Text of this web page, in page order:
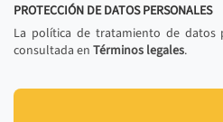
PROTECCIÓN DE DATOS PERSONALES
La política de tratamiento de datos
consultada en Términos legales.